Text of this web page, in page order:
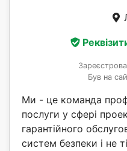
Був на
Ми - це команда
послуги у сфері
гарантійного
систем безпеки і не